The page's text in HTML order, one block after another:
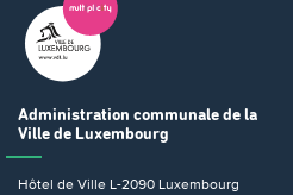
Administration communale de la
Ville de Luxembourg
Hôtel de Ville L-2090 Luxembourg